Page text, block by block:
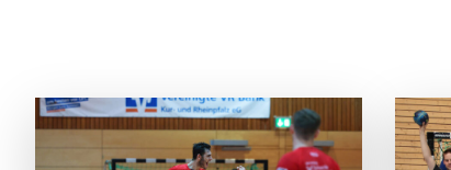
HG TRIFFT MIT